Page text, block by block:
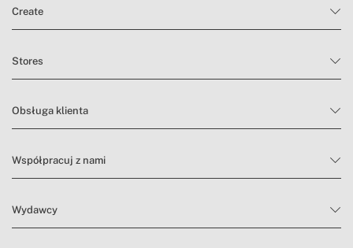
Create
Stores
Obsługa klienta
Współpracuj z nami
Wydawcy